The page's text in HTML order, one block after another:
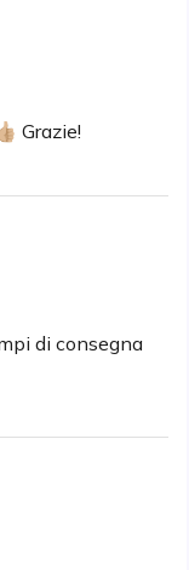
Grazie!
di consegna